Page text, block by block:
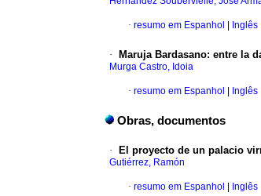
· resumo em Espanhol Inglês
· Maruja Bardasano: entre la
Murga Castro, Idoia
· resumo em Espanhol Inglês
Obras, documentos
· El proyecto de un palacio
Gutiérrez, Ramón
· resumo em Espanhol Inglês